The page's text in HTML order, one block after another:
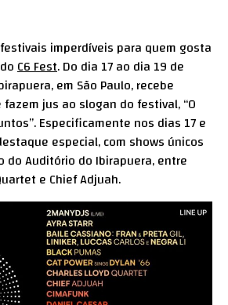
imperdíveis para quem gosta
C6 Fest. Do dia 17 ao dia 19 de
em São Paulo, recebe
jus ao slogan do festival, “O
Especificamente nos dias 17 e
especial, com shows únicos
do Auditório do Ibirapuera, entre
e Chief Adjuah.